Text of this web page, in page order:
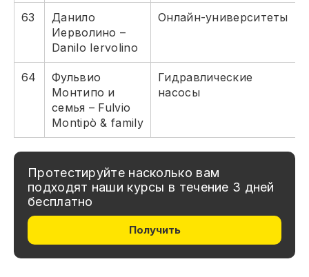
63
Данило
Иерволино –
Danilo Iervolino
Онлайн-университеты
64
Фульвио
Монтипо и
семья – Fulvio
Montipò & family
Гидравлические
насосы
Протестируйте насколько вам
подходят наши курсы в течение 3 дней
бесплатно
Получить